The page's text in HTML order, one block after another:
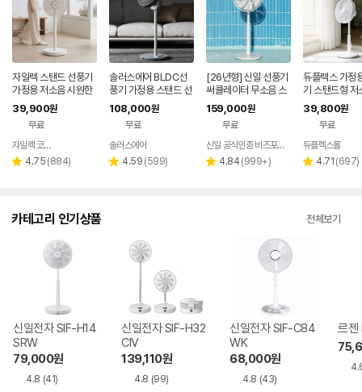
자일렉 스탠드 선풍기
가정용 저소음 시원한
사무실 리모컨 써큘레
이터 ZL-224RC
39,900원
무료
페이
자일렉 코리아
별 4.75 리
(884)
솔러스에어 BLDC선
풍기 가정용 스탠드 선
풍기 사무실 무소음
108,000원
무료
페이
솔러스에어
별 4.59 리
(599)
[26년형] 신일 선풍기
써큘레이터 무소음 스
탠드 BLDC 서큘레이
터 저소음
159,000원
무료
신일 공식인증 비즈포비즈
별 4.84 리
(999+)
듀플렉스 가정
기 스탠드형 저
모컨 원룸 거실
39,800원
무료
듀플렉스몰
별 4.71 리
(697)
카테고리 인기상품 전체보기
신일전자 SIF-H14
SRW
79,000원
4.8 (41)
신일전자 SIF-H32
CIV
139,110원
4.8 (99)
신일전자 SIF-C84
WK
68,000원
4.8 (43)
르젠